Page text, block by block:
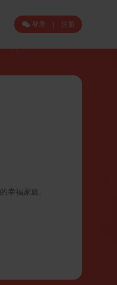
 登录 | 注册
幸福家庭。